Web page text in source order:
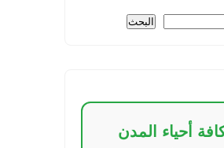
البحث
أحياء المدن